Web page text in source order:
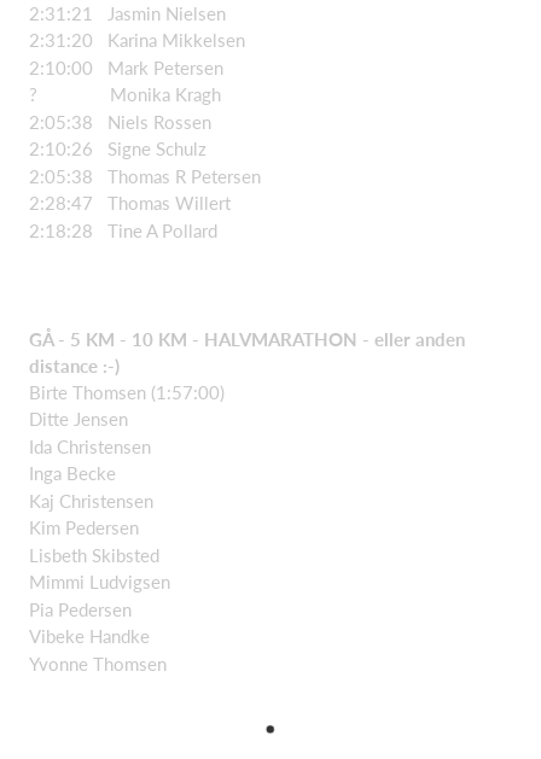
2:31:21 Jasmin Nielsen
2:31:20 Karina Mikkelsen
2:10:00 Mark Petersen
? Monika Kragh
2:05:38 Niels Rossen
2:10:26 Signe Schulz
2:05:38 Thomas R Petersen
2:28:47 Thomas Willert
2:18:28 Tine A Pollard
GÅ - 5 KM - 10 KM - HALVMARATHON - eller anden
distance :-)
Birte Thomsen (1:57:00)
Ditte Jensen
Ida Christensen
Inga Becke
Kaj Christensen
Kim Pedersen
Lisbeth Skibsted
Mimmi Ludvigsen
Pia Pedersen
Vibeke Handke
Yvonne Thomsen